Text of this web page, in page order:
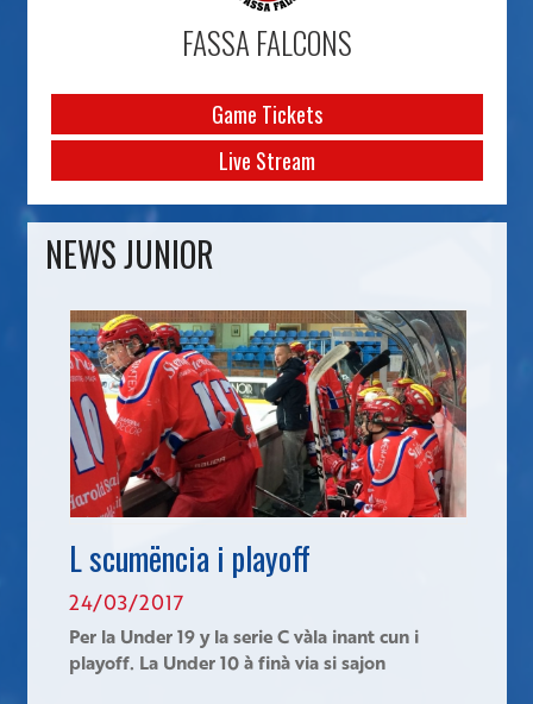
FASSA FALCONS
Game Tickets
Live Stream
NEWS JUNIOR
L scumëncia i playoff
24/03/2017
Per la Under 19 y la serie C vàla inant cun i
playoff. La Under 10 à finà via si sajon